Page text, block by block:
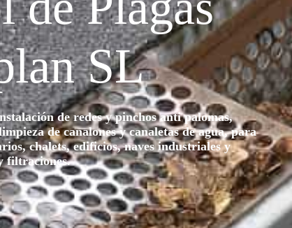
SL
de redes y pinchos anti palomas,
de canalones y canaletas de agua, para
chalets, edificios, naves industriales y
filtraciones.